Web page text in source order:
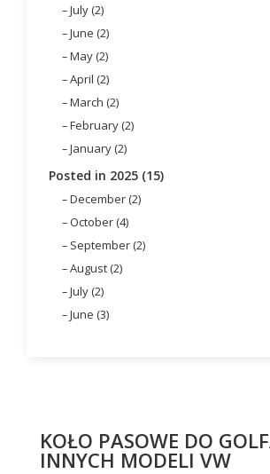
July (2)
June (2)
May (2)
April (2)
March (2)
February (2)
January (2)
Posted in 2025 (15)
December (2)
October (4)
September (2)
August (2)
July (2)
June (3)
KOŁO PASOWE DO
INNYCH MODELI VW